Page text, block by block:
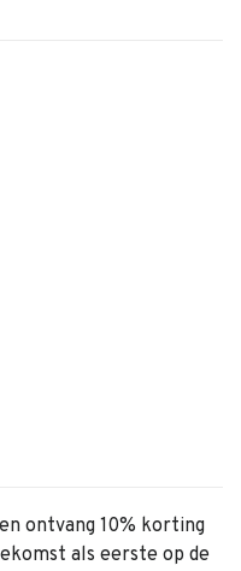
ontvang 10% korting
als eerste op de